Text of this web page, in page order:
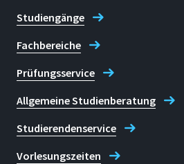
Studiengänge
Fachbereiche
Prüfungsservice
Allgemeine Studienberatung
Studierendenservice
Vorlesungszeiten